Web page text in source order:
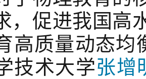
，促进我国高
高质量动态均
技术大学张增